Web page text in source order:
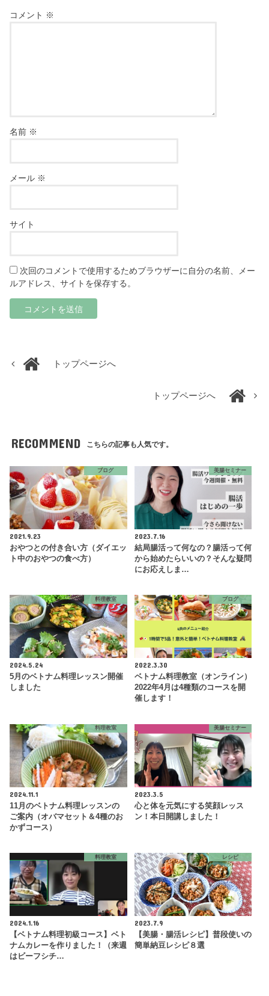
コメント ※
名前 ※
メール ※
サイト
次回のコメントで使用するためブラウザーに自分の名前、メー
ルアドレス、サイトを保存する。
トップページへ
トップページへ
RECOMMEND こちらの記事も人気です。
ブログ
2021.9.23
おやつとの付き合い方（ダイエッ
ト中のおやつの食べ方）
美腸セミナー
2023.7.16
結局腸活って何なの？腸活って何
から始めたらいいの？そんな疑問
にお応えしま…
料理教室
2024.5.24
5月のベトナム料理レッスン開催
しました
ブログ
2022.3.30
ベトナム料理教室（オンライン）
2022年4月は4種類のコースを開
催します！
料理教室
2024.11.1
11月のベトナム料理レッスンの
ご案内（オバマセット＆4種のお
かずコース）
美腸セミナー
2023.3.5
心と体を元気にする笑顔レッス
ン！本日開講しました！
料理教室
2024.1.16
【ベトナム料理初級コース】ベト
ナムカレーを作りました！（来週
はビーフシチ…
レシピ
2023.7.9
【美腸・腸活レシピ】普段使いの
簡単納豆レシピ８選